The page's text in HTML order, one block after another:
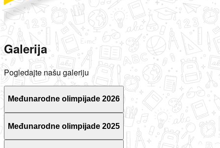
Galerija
Pogledajte našu galeriju
Međunarodne olimpijade 2026
Međunarodne olimpijade 2025